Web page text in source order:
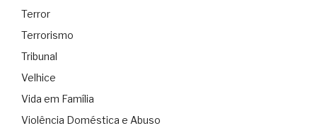
Terror
Terrorismo
Tribunal
Velhice
Vida em Família
Violência Doméstica e Abuso